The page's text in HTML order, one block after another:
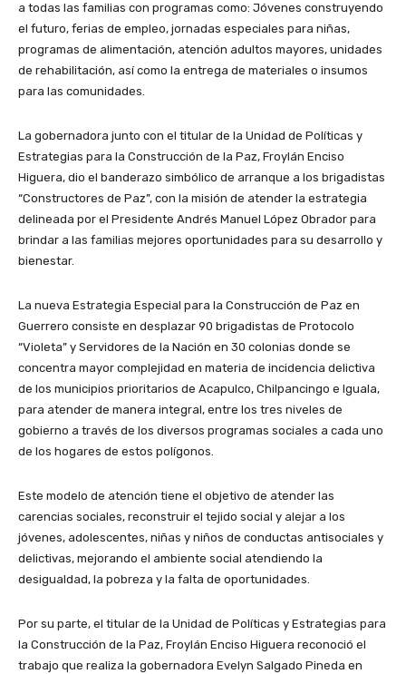
a todas las familias con programas como: Jóvenes construyendo
el futuro, ferias de empleo, jornadas especiales para niñas,
programas de alimentación, atención adultos mayores, unidades
de rehabilitación, así como la entrega de materiales o insumos
para las comunidades.
La gobernadora junto con el titular de la Unidad de Políticas y
Estrategias para la Construcción de la Paz, Froylán Enciso
Higuera, dio el banderazo simbólico de arranque a los brigadistas
“Constructores de Paz”, con la misión de atender la estrategia
delineada por el Presidente Andrés Manuel López Obrador para
brindar a las familias mejores oportunidades para su desarrollo y
bienestar.
La nueva Estrategia Especial para la Construcción de Paz en
Guerrero consiste en desplazar 90 brigadistas de Protocolo
“Violeta” y Servidores de la Nación en 30 colonias donde se
concentra mayor complejidad en materia de incidencia delictiva
de los municipios prioritarios de Acapulco, Chilpancingo e Iguala,
para atender de manera integral, entre los tres niveles de
gobierno a través de los diversos programas sociales a cada uno
de los hogares de estos polígonos.
Este modelo de atención tiene el objetivo de atender las
carencias sociales, reconstruir el tejido social y alejar a los
jóvenes, adolescentes, niñas y niños de conductas antisociales y
delictivas, mejorando el ambiente social atendiendo la
desigualdad, la pobreza y la falta de oportunidades.
Por su parte, el titular de la Unidad de Políticas y Estrategias para
la Construcción de la Paz, Froylán Enciso Higuera reconoció el
trabajo que realiza la gobernadora Evelyn Salgado Pineda en